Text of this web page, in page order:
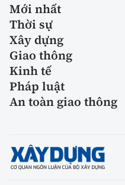
Mới nhất
Thời sự
Xây dựng
Giao thông
Kinh tế
Pháp luật
An toàn giao thông